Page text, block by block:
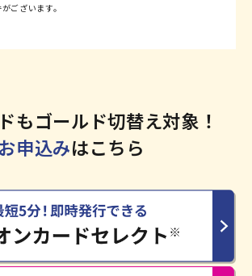
ございます。
もゴールド切替え対象！
お申込みはこちら